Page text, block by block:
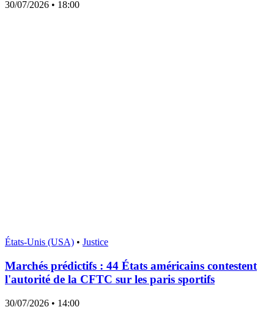
30/07/2026 • 18:00
États-Unis (USA) • Justice
Marchés prédictifs : 44 États américains contestent
l'autorité de la CFTC sur les paris sportifs
30/07/2026 • 14:00